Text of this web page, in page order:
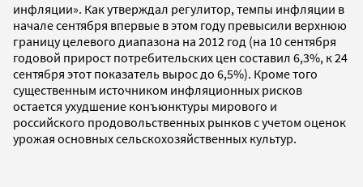
инфляции». Как утверждал регулитор, темпы инфляции в
начале сентября впервые в этом году превысили верхнюю
границу целевого диапазона на 2012 год (на 10 сентября
годовой прирост потребительских цен составил 6,3%, к 24
сентября этот показатель вырос до 6,5%). Кроме того
существенным источником инфляционных рисков
остается ухудшение конъюнктуры мирового и
российского продовольственных рынков с учетом оценок
урожая основных сельскохозяйственных культур.